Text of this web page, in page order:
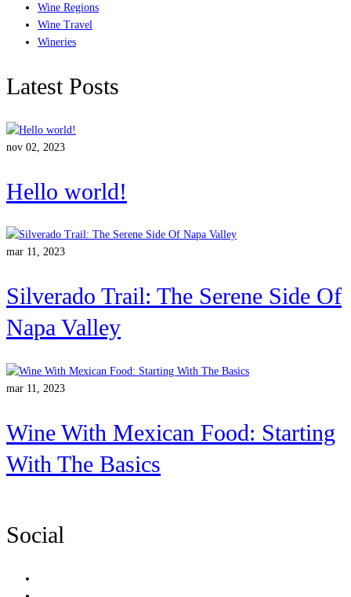
Wine Regions
Wine Travel
Wineries
Latest Posts
nov 02, 2023
Hello world!
mar 11, 2023
Silverado Trail: The Serene Side Of
Napa Valley
mar 11, 2023
Wine With Mexican Food: Starting
With The Basics
Social